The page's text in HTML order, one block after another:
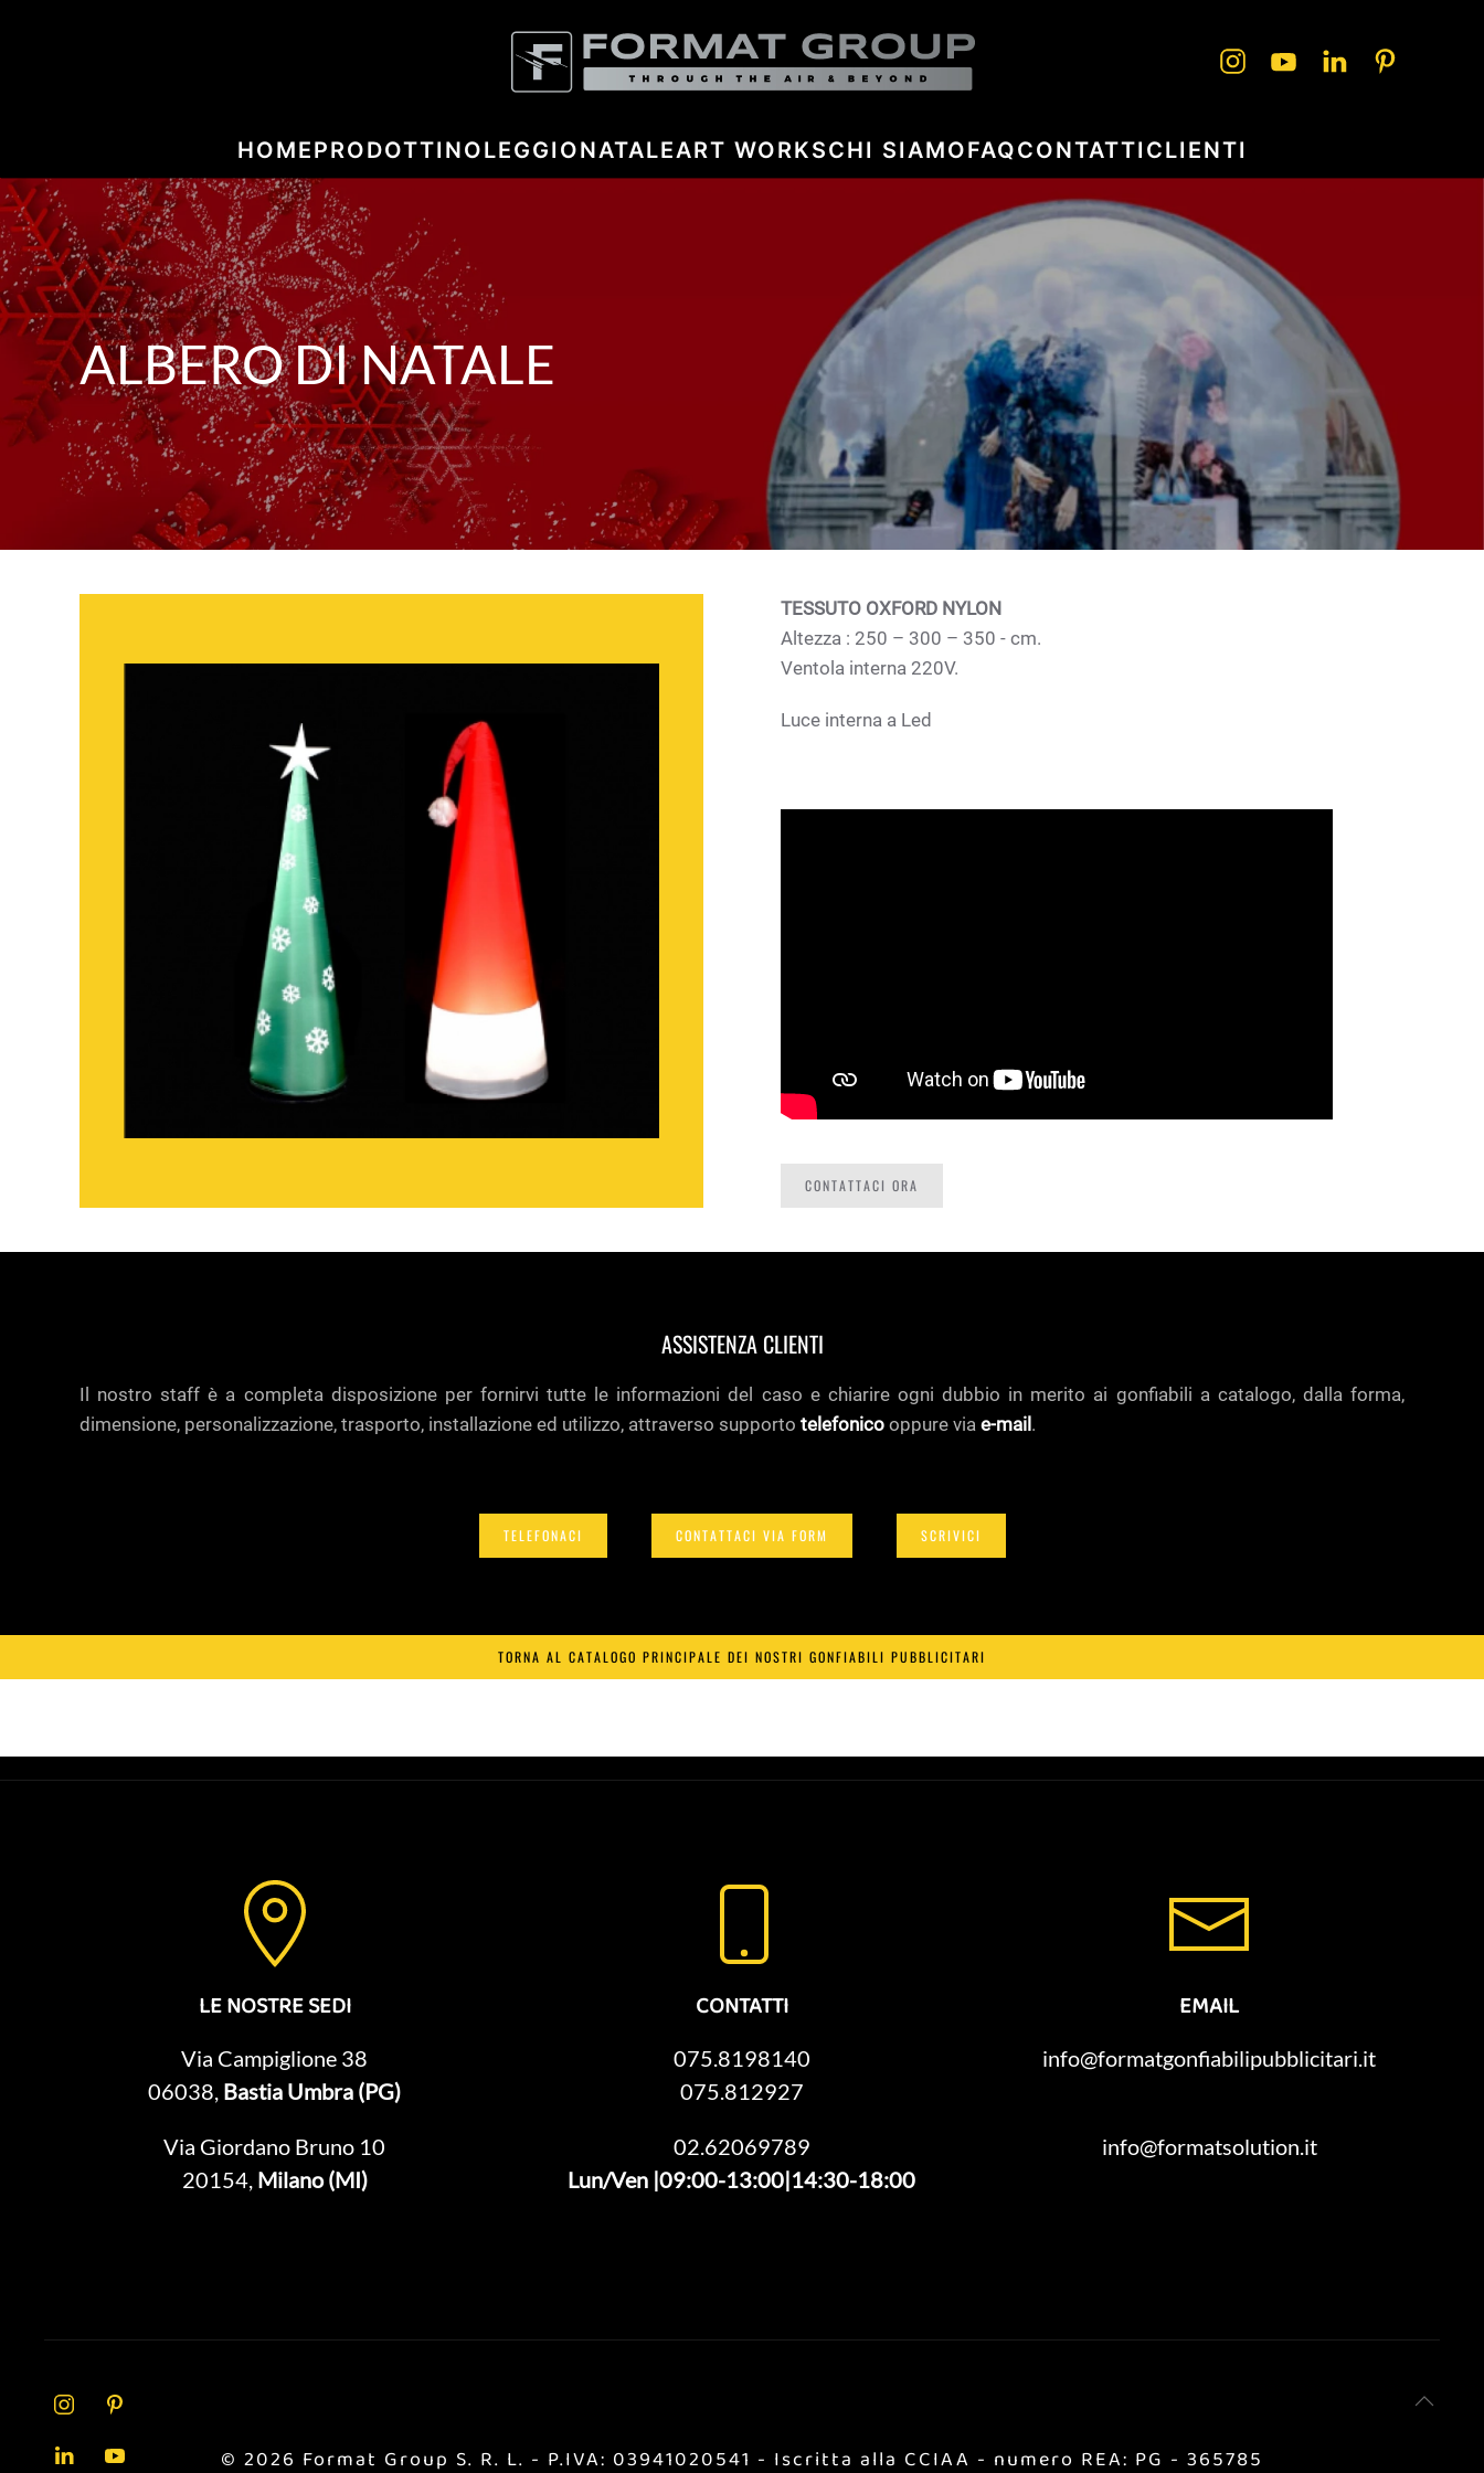
HOMEPRODOTTI NOLEGGIONATALEART WORKSCHI SIAMOFAQCONTATTI CLIENTI
ALBERO DI NATALE
TESSUTO OXFORD NYLON
Altezza : 250 – 300 – 350 - cm.
Ventola interna 220V.
Luce interna a Led
CONTATTACI ORA
ASSISTENZA CLIENTI
Il nostro staff è a completa disposizione per fornirvi tutte le informazioni del caso e chiarire ogni dubbio in merito ai gonfiabili a catalogo, dalla forma,
dimensione, personalizzazione, trasporto, installazione ed utilizzo, attraverso supporto telefonico oppure via e-mail .
TELEFONACI CONTATTACI VIA FORM SCRIVICI
TORNA AL CATALOGO PRINCIPALE DEI NOSTRI GONFIABILI PUBBLICITARI
LE NOSTRE SEDI
Via Campiglione 38
06038, Bastia Umbra (PG)
Via Giordano Bruno 10
20154, Milano (MI)
CONTATTI
075.8198140
075.812927
02.62069789
Lun/Ven |09:00-13:00|14:30-18:00
EMAIL
info@formatgonfiabilipubblicitari.it
info@formatsolution.it
© 2026 Format Group S. R. L. - P.IVA: 03941020541 - Iscritta alla CCIAA - numero REA: PG - 365785